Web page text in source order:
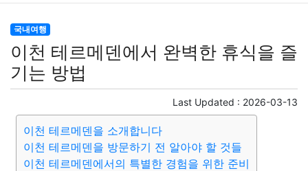
국내여행
이천 테르메덴에서 완벽한 휴식을 즐
기는 방법
Last Updated : 2026-03-13
이천 테르메덴을 소개합니다
이천 테르메덴을 방문하기 전 알아야 할 것들
이천 테르메덴에서의 특별한 경험을 위한 준비